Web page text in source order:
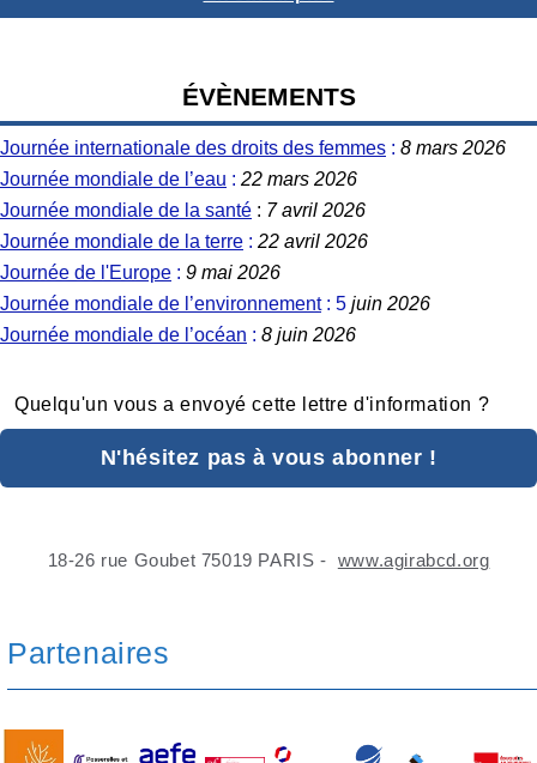
ÉVÈNEMENTS
Journée internationale des droits des femmes : 8 mars 2026
Journée mondiale de l’eau : 22 mars 2026
Journée mondiale de la santé : 7 avril 2026
Journée mondiale de la terre : 22 avril 2026
Journée de l'Europe : 9 mai 2026
Journée mondiale de l’environnement: 5 juin 2026
Journée mondiale de l’océan : 8 juin 2026
Quelqu'un vous a envoyé cette lettre d'information ?
N'hésitez pas à vous abonner !
18-26 rue Goubet 75019 PARIS - www.agirabcd.org
Partenaires